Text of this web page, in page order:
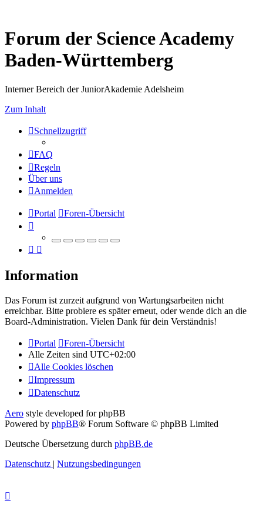
Forum der Science Academy
Baden-Württemberg
Interner Bereich der JuniorAkademie Adelsheim
Zum Inhalt
Schnellzugriff
FAQ
Regeln
Über uns
Anmelden
Portal Foren-Übersicht
Information
Das Forum ist zurzeit aufgrund von Wartungsarbeiten nicht
erreichbar. Bitte probiere es später erneut, oder wende dich an die
Board-Administration. Vielen Dank für dein Verständnis!
Portal
Foren-Übersicht
Alle Zeiten sind UTC+02:00
Alle Cookies löschen
Impressum
Datenschutz
Aero style developed for phpBB
Powered by phpBB® Forum Software © phpBB Limited
Deutsche Übersetzung durch phpBB.de
Datenschutz | Nutzungsbedingungen